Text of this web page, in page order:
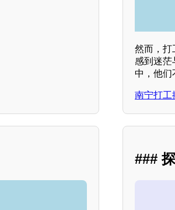
然而，打
感到迷茫
中，他们
南宁打工
###